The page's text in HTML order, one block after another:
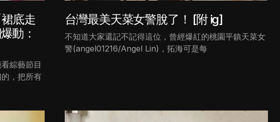
底走
動：
綜藝節目
，把所有
台灣最美天菜女警脫了！ [附 ig]
不知道大家還記不記得這位，曾經爆紅的桃園平鎮天菜女
警(angel01216/Angel Lin)，拓海可是每